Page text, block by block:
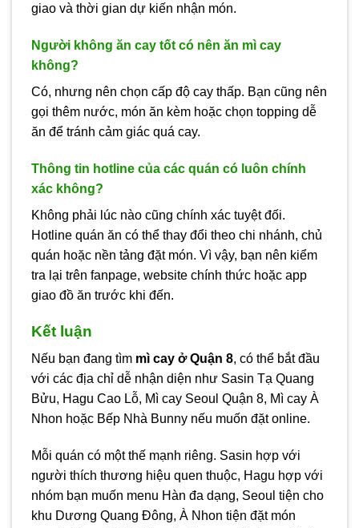
giao và thời gian dự kiến nhận món.
Người không ăn cay tốt có nên ăn mì cay
không?
Có, nhưng nên chọn cấp độ cay thấp. Bạn cũng nên
gọi thêm nước, món ăn kèm hoặc chọn topping dễ
ăn để tránh cảm giác quá cay.
Thông tin hotline của các quán có luôn chính
xác không?
Không phải lúc nào cũng chính xác tuyệt đối.
Hotline quán ăn có thể thay đổi theo chi nhánh, chủ
quán hoặc nền tảng đặt món. Vì vậy, bạn nên kiểm
tra lại trên fanpage, website chính thức hoặc app
giao đồ ăn trước khi đến.
Kết luận
Nếu bạn đang tìm mì cay ở Quận 8, có thể bắt đầu
với các địa chỉ dễ nhận diện như Sasin Tạ Quang
Bửu, Hagu Cao Lỗ, Mì cay Seoul Quận 8, Mì cay À
Nhon hoặc Bếp Nhà Bunny nếu muốn đặt online.
Mỗi quán có một thế mạnh riêng. Sasin hợp với
người thích thương hiệu quen thuộc, Hagu hợp với
nhóm bạn muốn menu Hàn đa dạng, Seoul tiện cho
khu Dương Quang Đông, À Nhon tiện đặt món